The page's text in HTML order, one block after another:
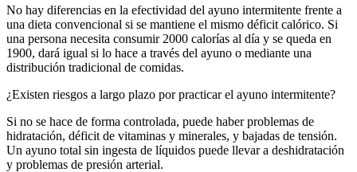
No hay diferencias en la efectividad del ayuno intermitente frente a
una dieta convencional si se mantiene el mismo déficit calórico. Si
una persona necesita consumir 2000 calorías al día y se queda en
1900, dará igual si lo hace a través del ayuno o mediante una
distribución tradicional de comidas.
¿Existen riesgos a largo plazo por practicar el ayuno intermitente?
Si no se hace de forma controlada, puede haber problemas de
hidratación, déficit de vitaminas y minerales, y bajadas de tensión.
Un ayuno total sin ingesta de líquidos puede llevar a deshidratación
y problemas de presión arterial.